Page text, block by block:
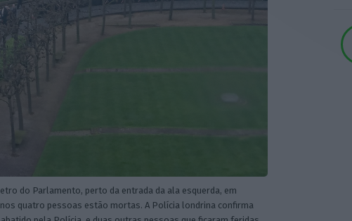
do Parlamento, perto da entrada da ala esquerda, em
quatro pessoas estão mortas. A Polícia londrina confirma